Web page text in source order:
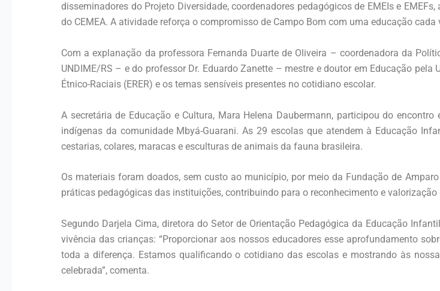
disseminadores do Projeto Diversidade, coordenadores pedagógicos de EMEIs e
do CEMEA. A atividade reforça o compromisso de Campo Bom com uma educação
Com a explanação da professora Fernanda Duarte de Oliveira – coordenadora da
UNDIME/RS – e do professor Dr. Eduardo Zanette – mestre e doutor em Educação
Étnico-Raciais (ERER) e os temas sensíveis presentes no cotidiano escolar.
A secretária de Educação e Cultura, Mara Helena Daubermann, participou do
indígenas da comunidade Mbyá-Guarani. As 29 escolas que atendem à Educação
cestarias, colares, maracas e esculturas de animais da fauna brasileira.
Os materiais foram doados, sem custo ao município, por meio da Fundação de
práticas pedagógicas das instituições, contribuindo para o reconhecimento e
Segundo Darjela Cima, diretora do Setor de Orientação Pedagógica da Educação
vivência das crianças: “Proporcionar aos nossos educadores esse aprofundamento
toda a diferença. Estamos qualificando o cotidiano das escolas e mostrando às
celebrada”, comenta.